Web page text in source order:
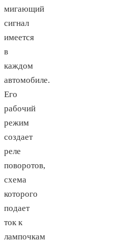
мигающий
сигнал
имеется
в
каждом
автомобиле.
Его
рабочий
режим
создает
реле
поворотов,
схема
которого
подает
ток к
лампочкам